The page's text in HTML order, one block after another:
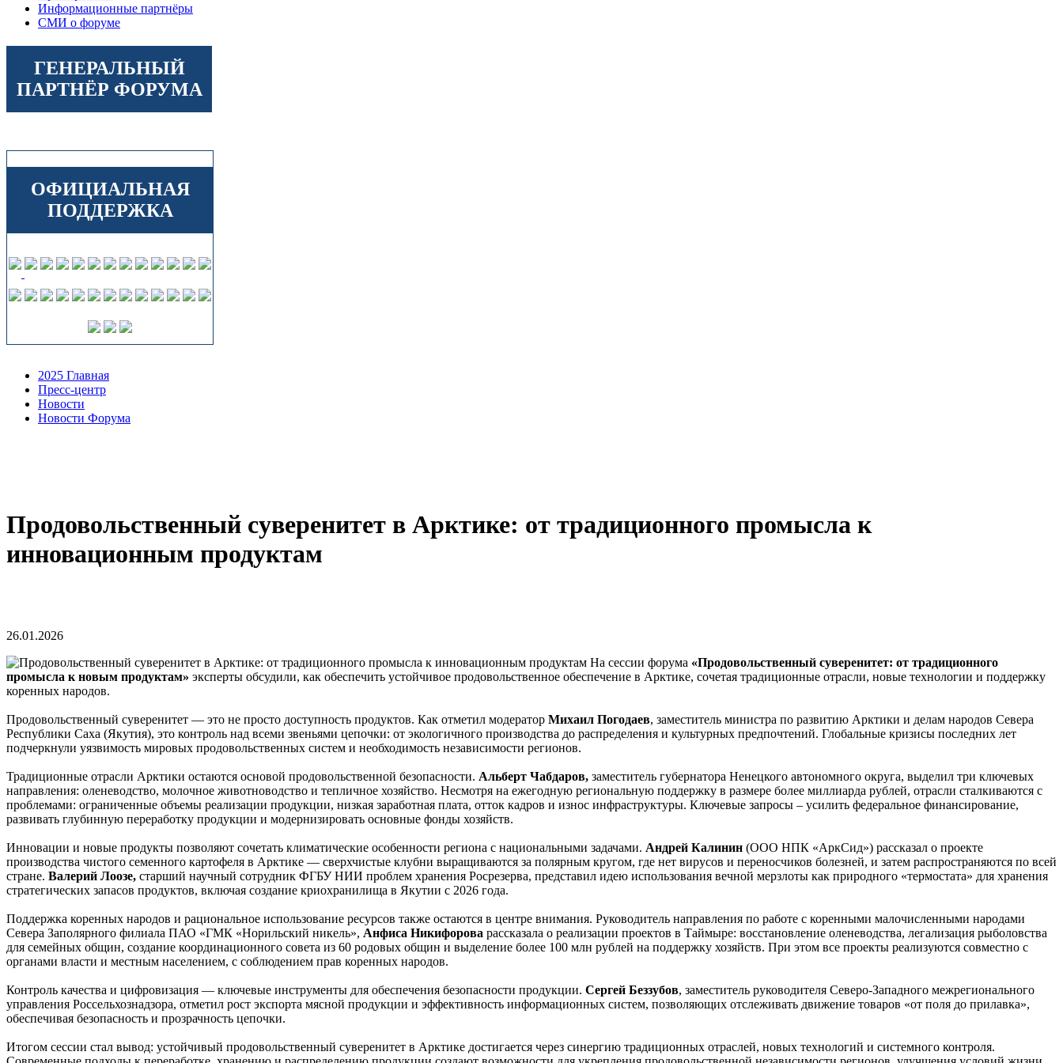
Информационные партнёры
СМИ о форуме
ГЕНЕРАЛЬНЫЙ
ПАРТНЁР ФОРУМА
ОФИЦИАЛЬНАЯ
ПОДДЕРЖКА
2025 Главная
Пресс-центр
Новости
Новости Форума
Продовольственный суверенитет в Арктике: от традиционного промысла к
инновационным продуктам
26.01.2026
На сессии форума «Продовольственный суверенитет: от традиционного
промысла к новым продуктам» эксперты обсудили, как обеспечить устойчивое продовольственное обеспечение в Арктике, сочетая традиционные отрасли, новые технологии и поддержку
коренных народов.
Продовольственный суверенитет — это не просто доступность продуктов. Как отметил модератор Михаил Погодаев, заместитель министра по развитию Арктики и делам народов Севера
Республики Саха (Якутия), это контроль над всеми звеньями цепочки: от экологичного производства до распределения и культурных предпочтений. Глобальные кризисы последних лет
подчеркнули уязвимость мировых продовольственных систем и необходимость независимости регионов.
Традиционные отрасли Арктики остаются основой продовольственной безопасности. Альберт Чабдаров, заместитель губернатора Ненецкого автономного округа, выделил три ключевых
направления: оленеводство, молочное животноводство и тепличное хозяйство. Несмотря на ежегодную региональную поддержку в размере более миллиарда рублей, отрасли сталкиваются с
проблемами: ограниченные объемы реализации продукции, низкая заработная плата, отток кадров и износ инфраструктуры. Ключевые запросы – усилить федеральное финансирование,
развивать глубинную переработку продукции и модернизировать основные фонды хозяйств.
Инновации и новые продукты позволяют сочетать климатические особенности региона с национальными задачами. Андрей Калинин (ООО НПК «АркСид») рассказал о проекте
производства чистого семенного картофеля в Арктике — сверхчистые клубни выращиваются за полярным кругом, где нет вирусов и переносчиков болезней, и затем распространяются по всей
стране. Валерий Лоозе, старший научный сотрудник ФГБУ НИИ проблем хранения Росрезерва, представил идею использования вечной мерзлоты как природного «термостата» для хранения
стратегических запасов продуктов, включая создание криохранилища в Якутии с 2026 года.
Поддержка коренных народов и рациональное использование ресурсов также остаются в центре внимания. Руководитель направления по работе с коренными малочисленными народами
Севера Заполярного филиала ПАО «ГМК «Норильский никель», Анфиса Никифорова рассказала о реализации проектов в Таймыре: восстановление оленеводства, легализация рыболовства
для семейных общин, создание координационного совета из 60 родовых общин и выделение более 100 млн рублей на поддержку хозяйств. При этом все проекты реализуются совместно с
органами власти и местным населением, с соблюдением прав коренных народов.
Контроль качества и цифровизация — ключевые инструменты для обеспечения безопасности продукции. Сергей Беззубов, заместитель руководителя Северо-Западного межрегионального
управления Россельхознадзора, отметил рост экспорта мясной продукции и эффективность информационных систем, позволяющих отслеживать движение товаров «от поля до прилавка»,
обеспечивая безопасность и прозрачность цепочки.
Итогом сессии стал вывод: устойчивый продовольственный суверенитет в Арктике достигается через синергию традиционных отраслей, новых технологий и системного контроля.